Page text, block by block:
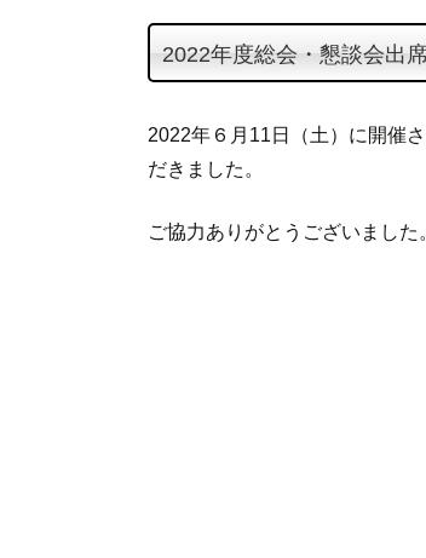
2022年度総会・懇談会出
2022年６月11日（土）に開催
だきました。
ご協力ありがとうございました